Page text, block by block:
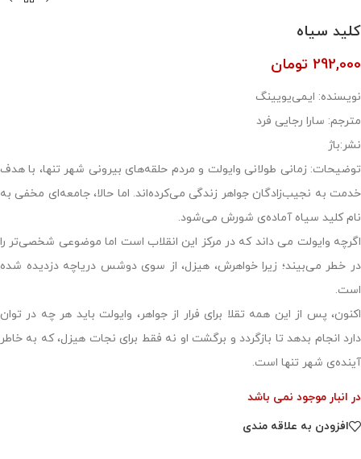
کلید سیاه
292,000 تومان
نویسنده: ایمی‌یویینگ
مترجم: سارا رجایی فرد
نشر:باژ
توضیحات: زمانی طولانی وایولت و مردم حلقه‌های بیرونی شهر تنها، با هدف
خدمت به نجیب‌زادگان جواهر زندگی می‌کرده‌اند. اما حالا، جامعه‌ای مخفی به
نام کلید سیاه آماده‌ی شورش می‌شود.
اگرچه وایولت می داند که در مرکز این انقلاب است اما موضوعی شخصی‌تر را
در خطر می‌بیند؛ زیرا خواهرش، هیزل، از سوی دوشس دریاچه دزدیده شده
است.
اکنون، پس از این همه تقلا برای فرار از جواهر، وایولت باید هر چه در توان
دارد انجام بدهد تا بازگردد و برگشت او نه فقط برای نجات هیزل، که به خاطر
آینده‌ی شهر تنها است.
در انبار موجود نمی باشد
افزودن به علاقه مندی